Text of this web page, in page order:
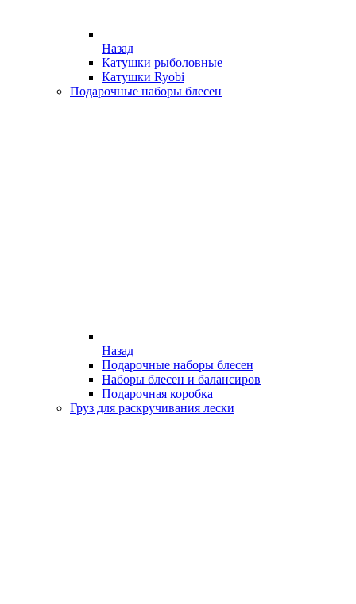
Назад
Катушки рыболовные
Катушки Ryobi
Подарочные наборы блесен
Назад
Подарочные наборы блесен
Наборы блесен и балансиров
Подарочная коробка
Груз для раскручивания лески